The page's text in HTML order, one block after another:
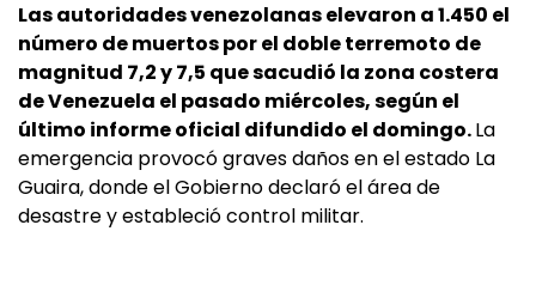
Las autoridades venezolanas elevaron a 1.450 el
número de muertos por el doble terremoto de
magnitud 7,2 y 7,5 que sacudió la zona costera
de Venezuela el pasado miércoles, según el
último informe oficial difundido el domingo.La
emergencia provocó graves daños en el estado La
Guaira, donde el Gobierno declaró el área de
desastre y estableció control militar.